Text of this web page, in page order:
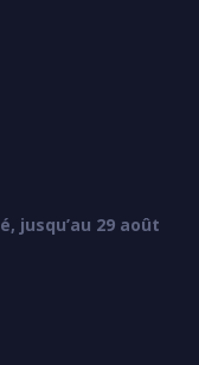
jusqu’au 29 août